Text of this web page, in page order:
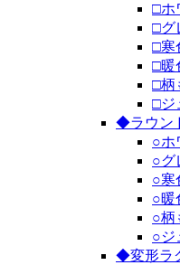
□ホ
□グ
□寒
□暖
□柄
□ジ
◆ラウン
○ホ
○グ
○寒
○暖
○柄
○ジ
◆変形ラ